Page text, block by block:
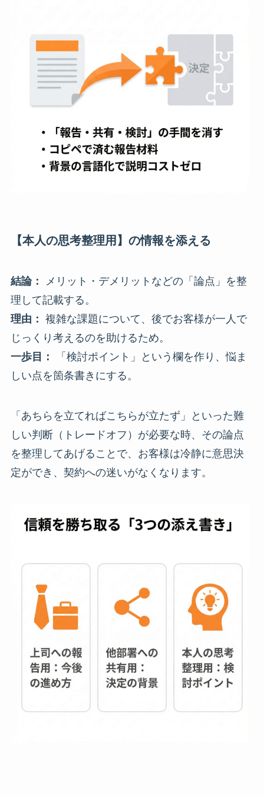
【本人の思考整理用】の情報を添える
結論：
メリット・デメリットなどの「論点」を整
理して記載する。
理由： 複雑な課題について、後でお客様が一人で
じっくり考えるのを助けるため。
一歩目：
「検討ポイント」という欄を作り、悩ま
しい点を箇条書きにする。
「あちらを立てればこちらが立たず」といった難
しい判断（トレードオフ）が必要な時、その論点
を整理してあげることで、お客様は冷静に意思決
定ができ、契約への迷いがなくなります。